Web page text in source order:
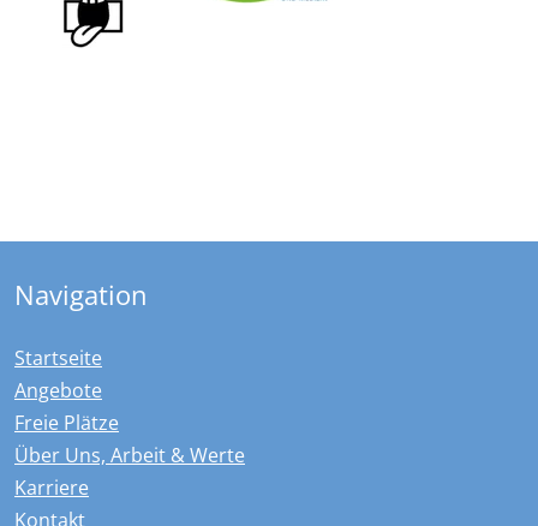
Navigation
Startseite
Angebote
Freie Plätze
Über Uns, Arbeit & Werte
Karriere
Kontakt